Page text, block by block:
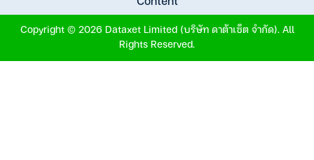
Copyright © 2026 Dataxet Limited (บริษัท ดาต้าเซ็ต จำกัด). All
Rights Reserved.